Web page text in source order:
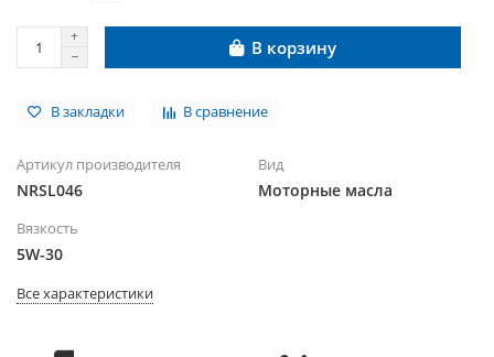
В корзину
В закладки В сравнение
Артикул производителя
NRSL046
Вид
Моторные масла
Вязкость
5W-30
Все характеристики